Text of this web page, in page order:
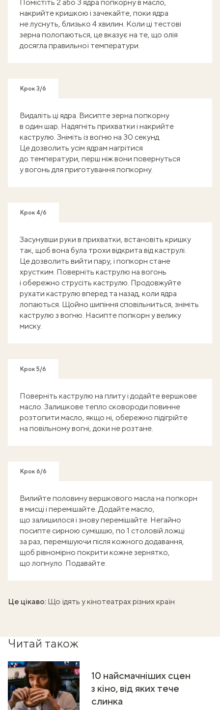
Помістіть 2 або 3 ядра попкорну в масло,
накрийте кришкою і зачекайте, поки ядра
не луснуть, близько 4 хвилин. Коли ці тестові
зерна полопаються, це вказує на те, що олія
досягла правильної температури.
Крок 3/6
Видаліть ці ядра. Висипте зерна попкорну
в один шар. Надягніть прихватки і накрийте
каструлю. Зніміть із вогню на 30 секунд.
Це дозволить усім ядрам нагрітися
до температури, перш ніж вони повернуться
у вогонь для приготування попкорну.
Крок 4/6
Засунувши руки в прихватки, встановіть кришку
так, щоб вона була трохи відкрита від каструлі.
Це дозволить вийти пару, і попкорн стане
хрустким. Поверніть каструлю на вогонь
і обережно струсіть каструлю. Продовжуйте
рухати каструлю вперед та назад, коли ядра
лопаються. Щойно шипіння сповільниться, зніміть
каструлю з вогню. Насипте попкорн у велику
миску.
Крок 5/6
Поверніть каструлю на плиту і додайте вершкове
масло. Залишкове тепло сковороди повинне
розтопити масло, якщо ні, обережно підігрійте
на повільному вогні, доки не розтане.
Крок 6/6
Вилийте половину вершкового масла на попкорн
в мисці і перемішайте. Додайте масло,
що залишилося і знову перемішайте. Негайно
посипте сирною сумішшю, по 1 столовій ложці
за раз, перемішуючи після кожного додавання,
щоб рівномірно покрити кожне зернятко,
що лопнуло. Подавайте.
Це цікаво: Що їдять у кінотеатрах різних країн
Читай також
10 найсмачніших сцен
з кіно, від яких тече
слинка